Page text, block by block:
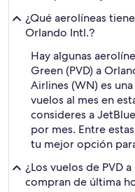
¿Qué aerolíneas
Orlando Intl.?
Hay algunas
Green (PVD) a
Airlines (WN) es
vuelos al mes en
consideres a
por mes. Entre
tu mejor opción
¿Los vuelos de PVD
compran de última